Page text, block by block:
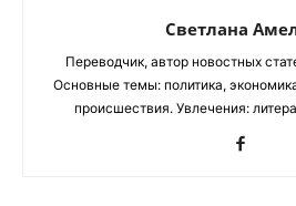
Светлана
Переводчик, автор новостных
Основные темы: политика,
происшествия. Увлечения: